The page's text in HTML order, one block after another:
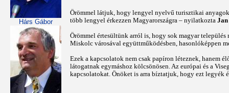
Hárs Gábor
Örömmel látjuk, hogy lengyel nyelvű turisztikai
több lengyel érkezzen Magyarországra – nyilatkozta
Örömmel értesültünk arról is, hogy sok magyar
Miskolc városával együttműködésben, hasonlóképpen
Ezek a kapcsolatok nem csak papíron léteznek, hanem
látogatnak egymáshoz kölcsönösen. Az európai és a
kapcsolatokat. Önöket is arra bíztatjuk, hogy ezt legyék